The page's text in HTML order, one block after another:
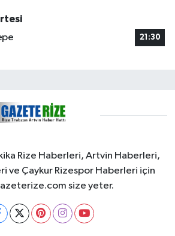
21:30
Rize Haberleri, Artvin Haberleri,
ve Çaykur Rizespor Haberleri için
size yeter.